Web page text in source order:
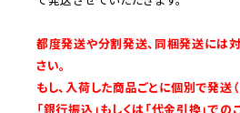
都度発送や分割発送、同梱発送には
さい。
もし、入荷した商品ごとに個別で発送
「銀行振込」もしくは「代金引換」での